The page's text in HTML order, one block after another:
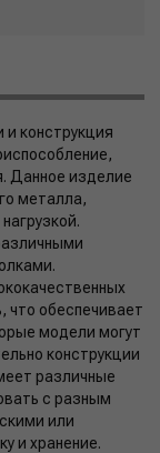
конструкция
Данное изделие
металла,
что обеспечивает
модели могут
конструкции
различные
с разным
или
и хранение.